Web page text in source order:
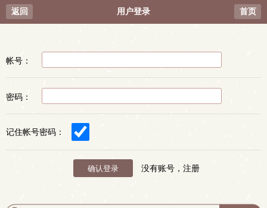
返回 用户登录 首页
帐号：
密码：
记住帐号密码：
没有账号，注册